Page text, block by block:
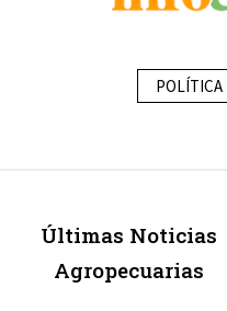
POLÍTICA
Últimas Noticias
Agropecuarias